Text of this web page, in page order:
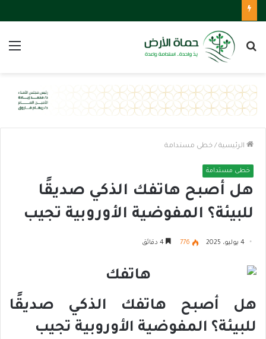
بحث
الرئيسية / خطى مستدامة
خطى مستدامة
هل أصبح هاتفك الذكي صديقًا
للبيئة؟ المفوضية الأوروبية تجيب
4 يوليو، 2025 776
هل أصبح هاتفك الذكي صديقًا
للبيئة؟ المفوضية الأوروبية تجيب